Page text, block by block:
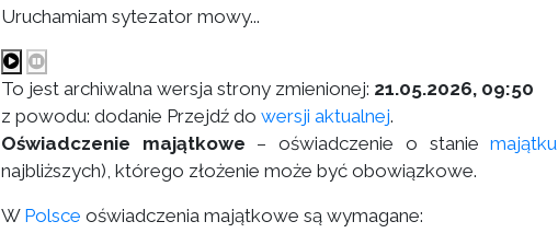
Uruchamiam sytezator mowy...
To jest archiwalna wersja strony zmienionej: 21.05.2026, 09:50
z powodu: dodanie Przejdź do wersji aktualnej.
Oświadczenie majątkowe – oświadczenie o staniemajątku
najbliższych), którego złożenie może być obowiązkowe.
W Polsce oświadczenia majątkowe są wymagane: